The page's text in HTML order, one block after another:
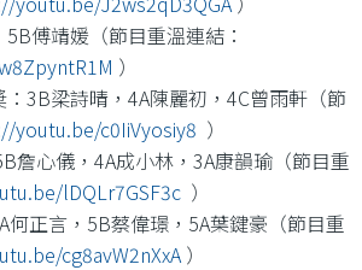
5B傅靖媛（節目重溫連結：
）
：3B梁詩晴，4A陳麗初，4C曾雨軒（節
youtu.be/c0IiVyosiy8 ）
詹心儀，4A成小林，3A康韻瑜（節目重
lDQLr7GSF3c ）
何正言，5B蔡偉璟，5A葉鍵豪（節目重
cg8avW2nXxA）